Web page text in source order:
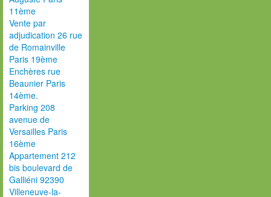
11ème
Vente par
adjudication 26 rue
de Romainville
Paris 19ème
Enchères rue
Beaunier Paris
14ème.
Parking 208
avenue de
Versailles Paris
16ème
Appartement 212
bis boulevard de
Galliéni 92390
Villeneuve-la-